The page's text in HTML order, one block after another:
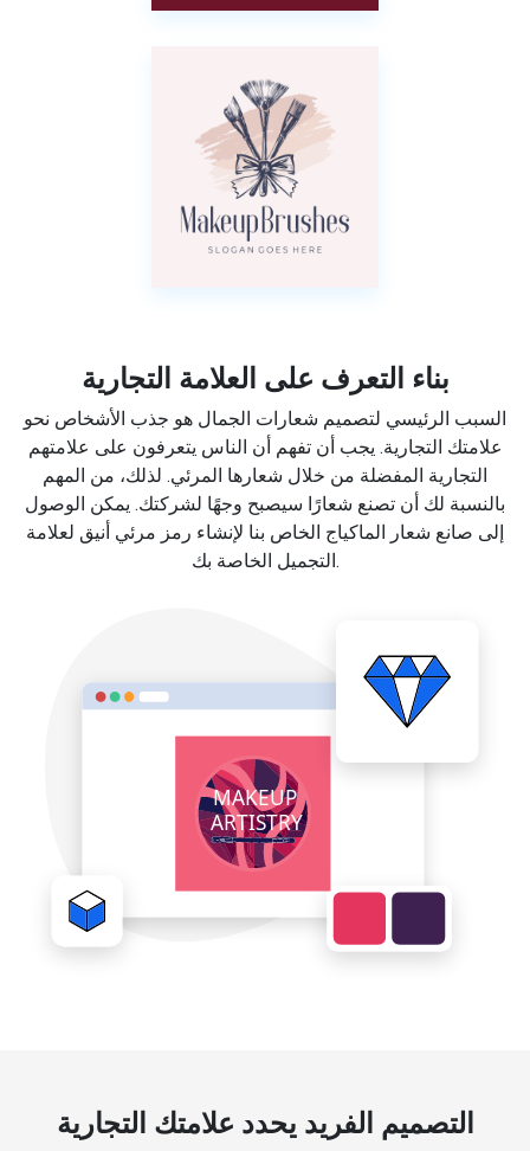
بناء التعرف على العلامة التجارية
السبب الرئيسي لتصميم شعارات الجمال هو جذب الأشخاص نحو
علامتك التجارية. يجب أن تفهم أن الناس يتعرفون على علامتهم
التجارية المفضلة من خلال شعارها المرئي. لذلك، من المهم
بالنسبة لك أن تصنع شعارًا سيصبح وجهًا لشركتك. يمكن الوصول
إلى صانع شعار الماكياج الخاص بنا لإنشاء رمز مرئي أنيق لعلامة
التجميل الخاصة بك.
التصميم الفريد يحدد علامتك التجارية